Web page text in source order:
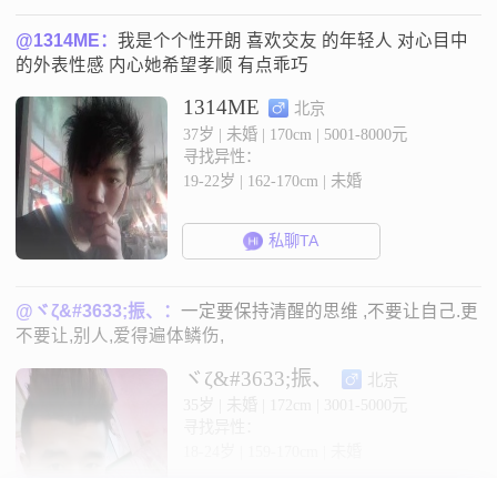
@1314ME：我是个个性开朗 喜欢交友 的年轻人 对心目中
的外表性感 内心她希望孝顺 有点乖巧
1314ME
北京
37岁 | 未婚 | 170cm | 5001-8000元
寻找异性：
19-22岁 | 162-170cm | 未婚
私聊TA
@ヾζ&#3633;振、：一定要保持清醒的思维 ,不要让自己.更
不要让,别人,爱得遍体鳞伤,
ヾζ&#3633;振、
北京